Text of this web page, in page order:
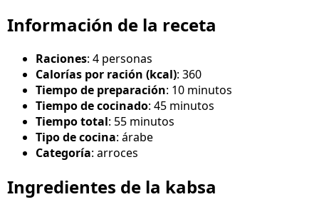
Información de la receta
Raciones: 4 personas
Calorías por ración (kcal): 360
Tiempo de preparación: 10 minutos
Tiempo de cocinado: 45 minutos
Tiempo total: 55 minutos
Tipo de cocina: árabe
Categoría: arroces
Ingredientes de la kabsa